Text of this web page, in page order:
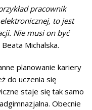
pracownik
to jest
Nie musi on być
Michalska.
planowanie kariery
do uczenia się
staje się tak samo
Obecnie